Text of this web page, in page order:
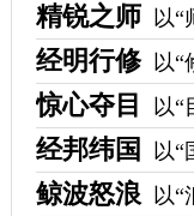
精锐之师 以“
经明行修 以“
惊心夺目 以“
经邦纬国 以“
鲸波怒浪 以“